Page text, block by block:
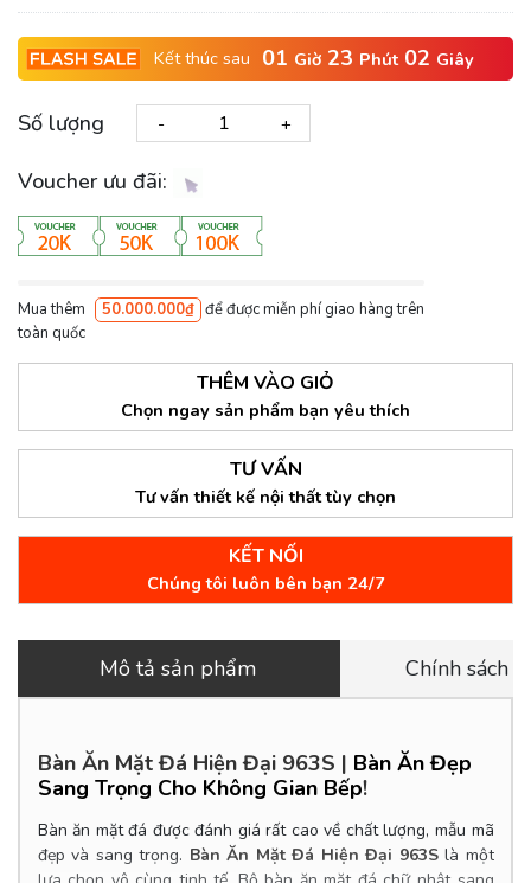
Kết thúc sau 01 Giờ 23 Phút 01 Giây
Số lượng - +
Voucher ưu đãi:
Mua thêm 50.000.000₫ để được miễn phí giao hàng trên
toàn quốc
THÊM VÀO GIỎ
Chọn ngay sản phẩm bạn yêu thích
TƯ VẤN
Tư vấn thiết kế nội thất tùy chọn
KẾT NỐI
Chúng tôi luôn bên bạn 24/7
Mô tả sản phẩm Chính sách
Bàn Ăn Mặt Đá Hiện Đại 963S | Bàn Ăn Đẹp
Sang Trọng Cho Không Gian Bếp!
Bàn ăn mặt đá được đánh giá rất cao về chất lượng, mẫu mã
đẹp và sang trọng. Bàn Ăn Mặt Đá Hiện Đại 963Slà một